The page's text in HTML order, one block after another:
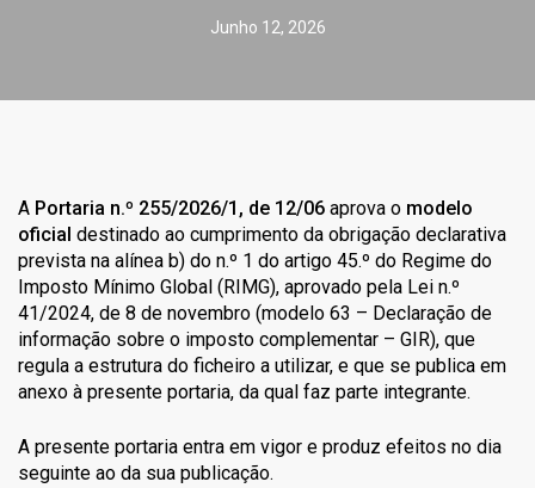
Junho 12, 2026
A Portaria n.º 255/2026/1, de 12/06 aprova o modelo
oficial destinado ao cumprimento da obrigação declarativa
prevista na alínea b) do n.º 1 do artigo 45.º do Regime do
Imposto Mínimo Global (RIMG), aprovado pela Lei n.º
41/2024, de 8 de novembro (modelo 63 – Declaração de
informação sobre o imposto complementar – GIR), que
regula a estrutura do ficheiro a utilizar, e que se publica em
anexo à presente portaria, da qual faz parte integrante.
A presente portaria entra em vigor e produz efeitos no dia
seguinte ao da sua publicação.